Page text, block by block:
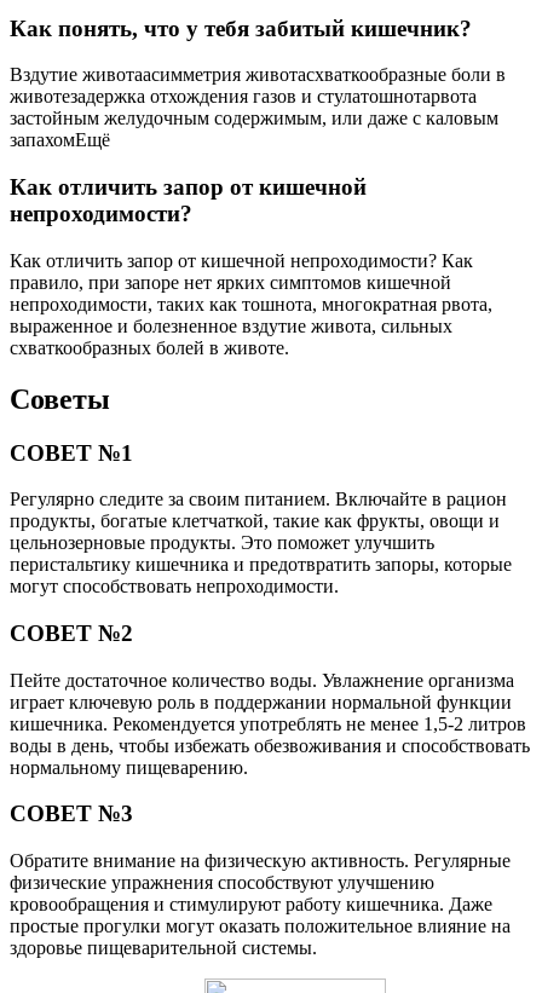
Как понять, что у тебя забитый кишечник?
Вздутие животаасимметрия животасхваткообразные боли в
животезадержка отхождения газов и стулатошнотарвота
застойным желудочным содержимым, или даже с каловым
запахомЕщё
Как отличить запор от кишечной
непроходимости?
Как отличить запор от кишечной непроходимости? Как
правило, при запоре нет ярких симптомов кишечной
непроходимости, таких как тошнота, многократная рвота,
выраженное и болезненное вздутие живота, сильных
схваткообразных болей в животе.
Советы
СОВЕТ №1
Регулярно следите за своим питанием. Включайте в рацион
продукты, богатые клетчаткой, такие как фрукты, овощи и
цельнозерновые продукты. Это поможет улучшить
перистальтику кишечника и предотвратить запоры, которые
могут способствовать непроходимости.
СОВЕТ №2
Пейте достаточное количество воды. Увлажнение организма
играет ключевую роль в поддержании нормальной функции
кишечника. Рекомендуется употреблять не менее 1,5-2 литров
воды в день, чтобы избежать обезвоживания и способствовать
нормальному пищеварению.
СОВЕТ №3
Обратите внимание на физическую активность. Регулярные
физические упражнения способствуют улучшению
кровообращения и стимулируют работу кишечника. Даже
простые прогулки могут оказать положительное влияние на
здоровье пищеварительной системы.